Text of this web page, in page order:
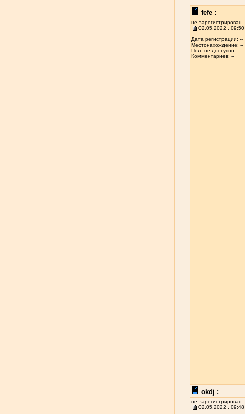
fefe :
не зарегистрирован
02.05.2022 , 09:50
Дата регистрации: --
Местонахождение: --
Пол: не доступно
Комментариев: --
okdj :
не зарегистрирован
02.05.2022 , 09:48